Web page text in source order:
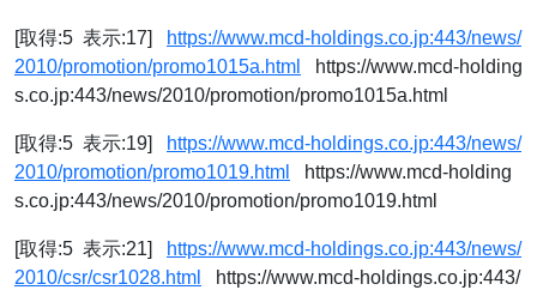
[取得:5 表示:17]
https://www.mcd-holdings.co.jp:443/news/
2010/promotion/promo1015a.html
https://www.mcd-holding
s.co.jp:443/news/2010/promotion/promo1015a.html
[取得:5 表示:19]
https://www.mcd-holdings.co.jp:443/news/
2010/promotion/promo1019.html
https://www.mcd-holding
s.co.jp:443/news/2010/promotion/promo1019.html
[取得:5 表示:21]
https://www.mcd-holdings.co.jp:443/news/
2010/csr/csr1028.html
https://www.mcd-holdings.co.jp:443/